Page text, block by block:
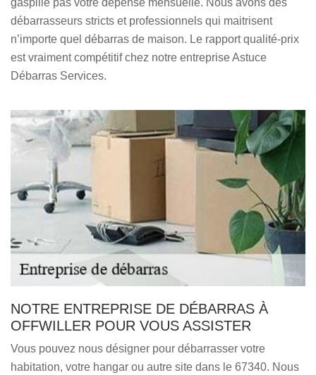
gaspille pas votre dépense mensuelle. Nous avons des
débarrasseurs stricts et professionnels qui maitrisent
n’importe quel débarras de maison. Le rapport qualité-prix
est vraiment compétitif chez notre entreprise Astuce
Débarras Services.
NOTRE ENTREPRISE DE DÉBARRAS À
OFFWILLER POUR VOUS ASSISTER
Vous pouvez nous désigner pour débarrasser votre
habitation, votre hangar ou autre site dans le 67340. Nous